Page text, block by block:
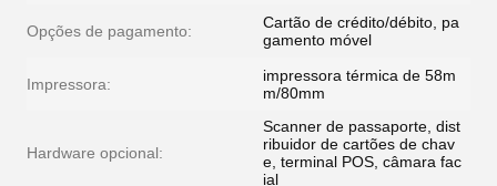
Opções de pagamento:
Cartão de crédito/débito, pa
gamento móvel
Impressora:
impressora térmica de 58m
m/80mm
Hardware opcional:
Scanner de passaporte, dist
ribuidor de cartões de chav
e, terminal POS, câmara fac
ial